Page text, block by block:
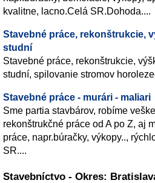
kvalitne, lacno.Celá SR.Dohoda....
Stavebné práce, rekonštrukcie,
studní
Stavebné práce, rekonštrukcie,
studní, spilovanie stromov
Stavebné práce - murári - maliari
Sme partia stavbárov, robíme
rekonštrukčné práce od A po Z, aj
práce, napr.búračky, výkopy..,
SR....
Stavebníctvo - Okres: